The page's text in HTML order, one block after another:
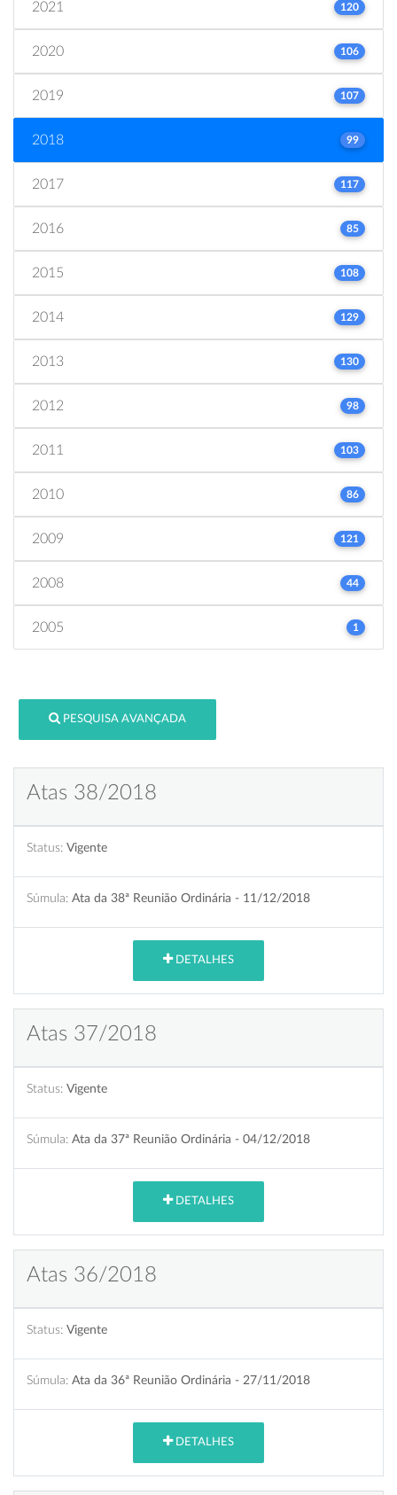
2021 120
2020 106
2019 107
2018 99
2017 117
2016 85
2015 108
2014 129
2013 130
2012 98
2011 103
2010 86
2009 121
2008 44
2005 1
PESQUISA AVANÇADA
Atas 38/2018
Status: Vigente
Súmula: Ata da 38ª Reunião Ordinária - 11/12/2018
DETALHES
Atas 37/2018
Status: Vigente
Súmula: Ata da 37ª Reunião Ordinária - 04/12/2018
DETALHES
Atas 36/2018
Status: Vigente
Súmula: Ata da 36ª Reunião Ordinária - 27/11/2018
DETALHES